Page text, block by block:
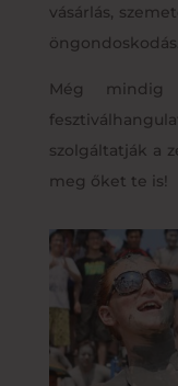
vásárlás,
öngondoskodás.
Még
szolgáltatják a
meg őket te is!